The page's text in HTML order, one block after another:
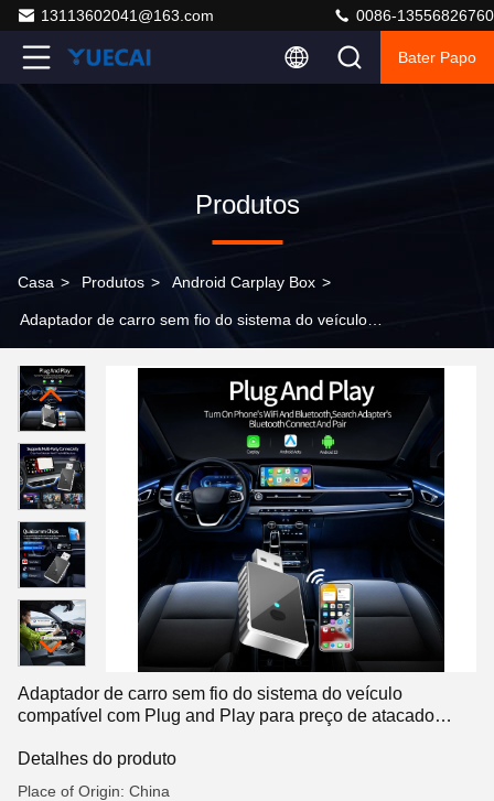
13113602041@163.com 0086-13556826760
Bater Papo
Produtos
Casa > Produtos > Android Carplay Box >
Adaptador de carro sem fio do sistema do veículo
Suporte ao controle do volante
Adaptador de carro sem fio do sistema do veículo
compatível com Plug and Play para preço de atacado
Detalhes do produto
Place of Origin: China